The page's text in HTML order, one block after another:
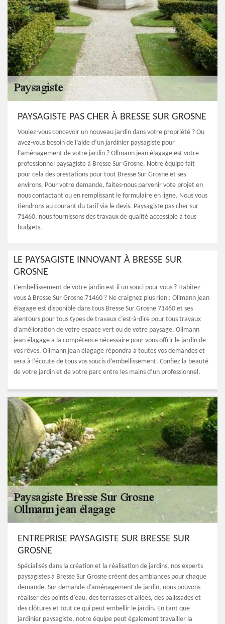
PAYSAGISTE PAS CHER À BRESSE SUR GROSNE
Voulez-vous concevoir un nouveau jardin dans votre propriété ? Ou
avez-vous besoin de l’aide d’un jardinier paysagiste pour
l’aménagement de votre jardin ? Ollmann jean élagage est votre
professionnel paysagiste à Bresse Sur Grosne. Notre équipe fait
pour cela des prestations pour tout Bresse Sur Grosne et ses
environs. Pour votre demande, faites-nous parvenir vote projet en
nous contactant ou en remplissant le formulaire en ligne. Nous vous
tiendrons au courant du tarif via le devis. Paysagiste pas cher sur
71460, nous fournissons des travaux de qualité accessible à tous
budgets.
LE PAYSAGISTE INNOVANT À BRESSE SUR
GROSNE
L’embellissement de votre jardin est-il un souci pour vous ? Habitez-
vous à Bresse Sur Grosne 71460 ? Ne craignez plus rien : Ollmann jean
élagage est disponible dans tous Bresse Sur Grosne 71460 et ses
alentours pour tous types de travaux c’est-à-dire pour tous travaux
d’amélioration de votre espace vert ou de votre paysage. Ollmann
jean élagage a la compétence nécessaire pour vous offrir le jardin de
vos rêves. Ollmann jean élagage répondra à toutes vos demandes et
sera à l’écoute de tous vos soucis d’embellissement. Confiez la beauté
de votre jardin et de votre parc entre les mains d’un professionnel.
ENTREPRISE PAYSAGISTE SUR BRESSE SUR
GROSNE
Spécialisés dans la création et la réalisation de jardins, nos experts
paysagistes à Bresse Sur Grosne créent des ambiances pour chaque
demande. Sur demande d’aménagement de jardin, nous pouvons
réaliser des points d’eau, des terrasses et allées, des palissades et
des clôtures et tout ce qui peut embellir le jardin. En tant que
jardinier paysagiste, notre équipe peut également travailler la